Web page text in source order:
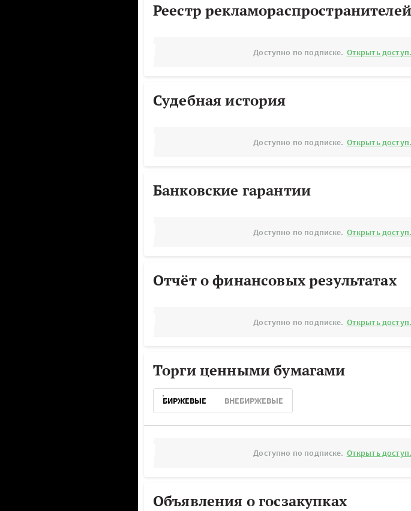
Реестр рекламораспространителей
Доступно по подписке. Открыть доступ.
Судебная история
Доступно по подписке. Открыть доступ.
Банковские гарантии
Доступно по подписке. Открыть доступ.
Отчёт о финансовых результатах
Доступно по подписке. Открыть доступ.
Торги ценными бумагами
БИРЖЕВЫЕ ВНЕБИРЖЕВЫЕ
Доступно по подписке. Открыть доступ.
Объявления о госзакупках